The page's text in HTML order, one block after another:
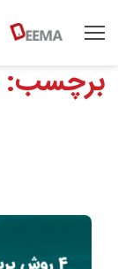
برچسب: